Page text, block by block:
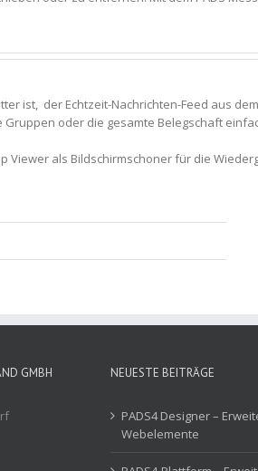
ist, der Echtzeit-Nachrichten-Feed aus
oder die gesamte Belegschaft
Viewer als Bildschirmschoner für die
GMBH NEUESTE BEITRÄGE
PADS4 Designer –
Webelemente